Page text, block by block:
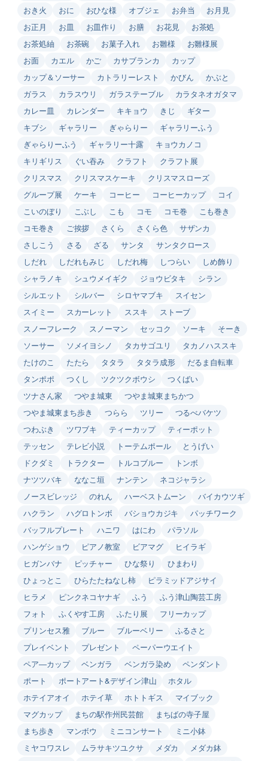
おき火 おに おひな様 オブジェ お弁当
お月見
お正月
お皿 お皿作り お膳 お花見
お茶処
お茶処紬
お茶碗 お菓子入れ お雛様
お雛様展
お面
カエル かご カサブランカ
カップ
カップ＆ソーサー
カトラリーレスト かびん
かぶと
ガラス
カラスウリ ガラステーブル
カラタネオガタマ
カレー皿
カレンダー キキョウ きじ
ギター
キブシ
ギャラリー ぎゃらりー
ギャラリーふう
ぎゃらりーふう
ギャラリー十露
キョウカノコ
キリギリス
ぐい吞み クラフト
クラフト展
クリスマス
クリスマスケーキ
クリスマスローズ
グループ展
ケーキ コーヒー コーヒーカップ
コイ
こいのぼり
こぶし こも コモ コモ巻
こも巻き
コモ巻き
ご挨拶 さくら さくら色
サザンカ
さしこう
さる ざる サンタ
サンタクロース
しだれ
しだれもみじ しだれ梅 しつらい
しめ飾り
シャラノキ
シュウメイギク ジョウビタキ
シラン
シルエット
シルバー シロヤマブキ
スイセン
スイミー
スカーレット ススキ
ストーブ
スノーフレーク
スノーマン セッコク ソーキ
そーき
ソーサー
ソメイヨシノ タカサゴユリ
タカノハススキ
たけのこ
たたら タタラ タタラ成形
だるま自転車
タンポポ
つくし ツクツクボウシ
つくばい
ツナさん家
つやま城東
つやま城東まちかつ
つやま城東まち歩き
つらら ツリー
つるべバケツ
つわぶき
ツワブキ ティーカップ
ティーポット
テッセン
テレビ小説 トーテムポール
とうげい
ドクダミ
トラクター トルコブルー
トンボ
ナツツバキ
ななこ垣 ナンテン
ネコジャラシ
ノースビレッジ
のれん ハーベストムーン
バイカウツギ
ハクラン
ハグロトンボ バショウカジキ
パッチワーク
バッフルプレート
ハニワ はにわ
パラソル
ハンゲショウ
ピアノ教室 ビアマグ
ヒイラギ
ヒガンバナ
ピッチャー ひな祭り
ひまわり
ひょっとこ
ひらたたねなし柿
ピラミッドアジサイ
ヒラメ
ピンクネコヤナギ ふう
ふう津山陶芸工房
フォト
ふくやす工房 ふたり展
フリーカップ
プリンセス雅
ブルー ブルーベリー
ふるさと
プレイベント
プレゼント
ペーパーウエイト
ペア―カップ
ベンガラ ベンガラ染め
ペンダント
ポート
ポートアート&デザイン津山
ホタル
ホテイアオイ
ホテイ草 ホトトギス
マイブック
マグカップ
まちの駅作州民芸館
まちばの寺子屋
まち歩き
マンボウ ミニコンサート
ミニ小鉢
ミヤコワスレ
ムラサキツユクサ メダカ
メダカ鉢